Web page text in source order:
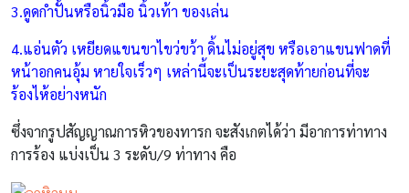
3.ดูดกำปั้นหรือนิ้วมือ นิ้วเท้า ของเล่น
4.แอ่นตัว เหยียดแขนขาไขว่ขว้า ดิ้นไม่อยู่สุข หรือเอาแขนฟาดที่
หน้าอกคนอุ้ม หายใจเร็วๆ เหล่านี้จะเป็นระยะสุดท้ายก่อนที่จะ
ร้องไห้อย่างหนัก
ซึ่งจากรูปสัญญาณการหิวของทารก จะสังเกตได้ว่า มีอาการท่าทาง
การร้อง แบ่งเป็น 3 ระดับ/9 ท่าทาง คือ